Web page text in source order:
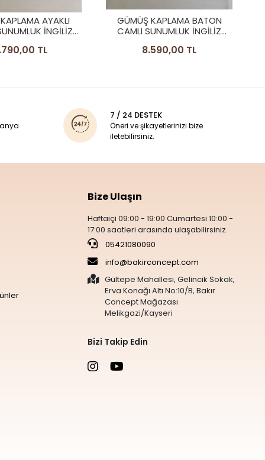
BATON
İNGİLİZ
TL
11.500,00 TL
7 / 24 DESTEK
Öneri ve şikayetlerinizi bize
iletebilirsiniz.
Bize Ulaşın
Haftaiçi 09:00 - 19:00 Cumartesi 10:00 -
17:00 saatleri arasında ulaşabilirsiniz.
05421080090
info@bakirconcept.com
Gültepe Mahallesi, Gelincik Sokak,
Erva Konağı Altı No:10/B, Bakır
Concept Mağazası
Melikgazi/Kayseri
Bizi Takip Edin